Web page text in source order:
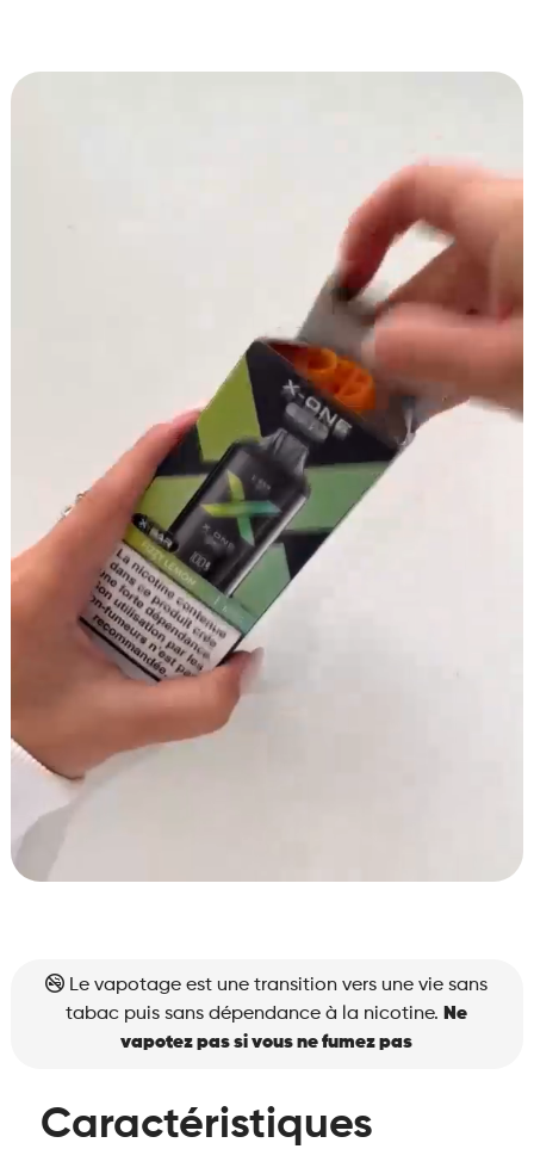
Le vapotage est une transition vers une vie sans
tabac puis sans dépendance à la nicotine. Ne
vapotez pas si vous ne fumez pas
Caractéristiques